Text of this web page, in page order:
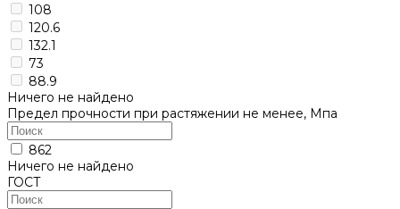
108
120.6
132.1
73
88.9
Ничего не найдено
Предел прочности при растяжении не менее, Мпа
862
Ничего не найдено
ГОСТ